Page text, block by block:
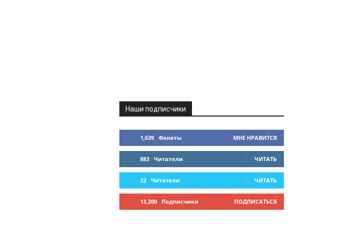
Наши подписчики
1,639 Фанаты МНЕ НРАВИТСЯ
883 Читатели ЧИТАТЬ
22 Читатели ЧИТАТЬ
13,200 Подписчики ПОДПИСАТЬСЯ